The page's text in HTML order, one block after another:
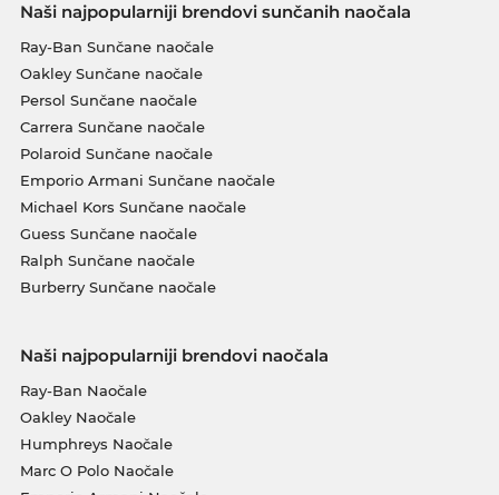
Naši najpopularniji brendovi sunčanih naočala
Ray-Ban Sunčane naočale
Oakley Sunčane naočale
Persol Sunčane naočale
Carrera Sunčane naočale
Polaroid Sunčane naočale
Emporio Armani Sunčane naočale
Michael Kors Sunčane naočale
Guess Sunčane naočale
Ralph Sunčane naočale
Burberry Sunčane naočale
Naši najpopularniji brendovi naočala
Ray-Ban Naočale
Oakley Naočale
Humphreys Naočale
Marc O Polo Naočale